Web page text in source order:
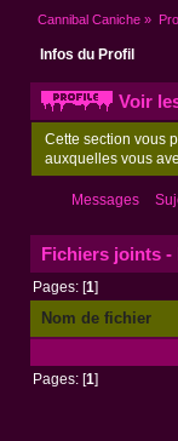
Cannibal Caniche »
Infos du Profil
Voir
Cette section vous
auxquelles vous
Messages
Fichiers joints
Pages: [1]
Nom de fichier
Pages: [1